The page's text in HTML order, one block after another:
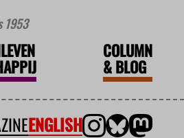
1953
COLUMN
&BLOG
ENGLISH